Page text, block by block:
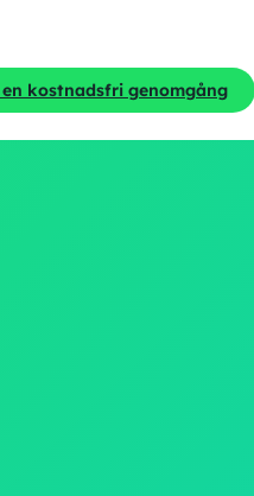
en kostnadsfri genomgång